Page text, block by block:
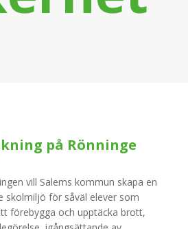
på Rönninge
vill Salems kommun skapa en
skolmiljö för såväl elever som
förebygga och upptäcka brott,